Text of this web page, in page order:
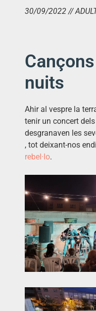
30/09/2022 //
nuits
Ahir al vespre la
tenir un concert dels
desgranaven les
, tot deixant-nos
rebel·lo.